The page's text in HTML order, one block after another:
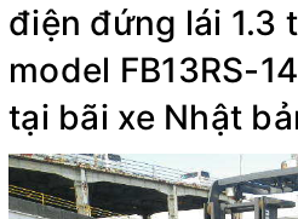
điện đứng lái 1.3
model FB13RS-
tại bãi xe Nhật